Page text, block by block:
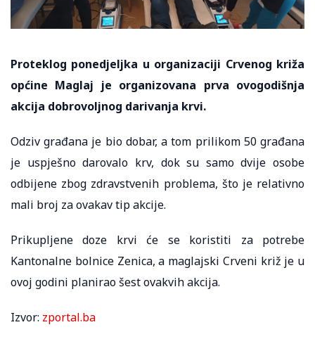
Proteklog ponedjeljka u organizaciji Crvenog križa
općine Maglaj je organizovana prva ovogodišnja
akcija dobrovoljnog darivanja krvi.
Odziv građana je bio dobar, a tom prilikom 50 građana
je uspješno darovalo krv, dok su samo dvije osobe
odbijene zbog zdravstvenih problema, što je relativno
mali broj za ovakav tip akcije.
Prikupljene doze krvi će se koristiti za potrebe
Kantonalne bolnice Zenica, a maglajski Crveni križ je u
ovoj godini planirao šest ovakvih akcija.
Izvor: zportal.ba